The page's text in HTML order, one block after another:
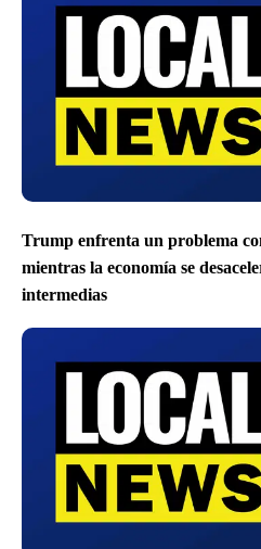
Trump enfrenta un problema
mientras la economía se
intermedias